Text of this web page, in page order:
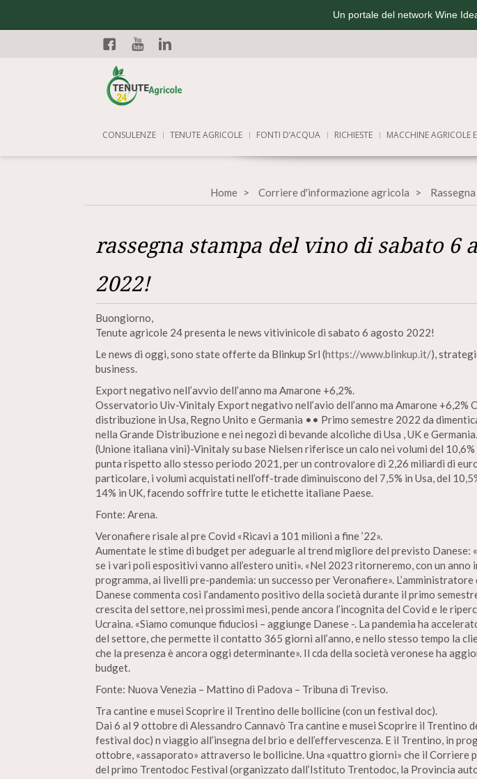
Un portale del network Wine
Facebook
CONSULENZE TENUTE AGRICOLE FONTI D’ACQUA RICHIESTE MACCHINE AGRICOLE
Home Corriere d'informazione agricola
rassegna stampa del vino di sabato 6
2022!
Buongiorno,
Tenute agricole 24 presenta le news vitivinicole di sabato 6 agosto 2022!
Le news di oggi, sono state offerte da Blinkup Srl (https://www.blinkup.it/),
business.
Export negativo nell’avvio dell’anno ma Amarone +6,2%.
Osservatorio Uiv-Vinitaly Export negativo nell’avio dell’anno ma Amarone +6,2%
distribuzione in Usa, Regno Unito e Germania •• Primo semestre 2022 da
nella Grande Distribuzione e nei negozi di bevande alcoliche di Usa , UK e
(Unione italiana vini)-Vinitaly su base Nielsen riferisce un calo nei volumi del
punta rispetto allo stesso periodo 2021, per un controvalore di 2,26 miliardi di
particolare, i volumi acquistati nell’off-trade diminuiscono del 7,5% in Usa, del
14% in UK, facendo soffrire tutte le etichette italiane Paese.
Fonte: Arena.
Veronafiere risale al pre Covid «Ricavi a 101 milioni a fine ’22».
Aumentate le stime di budget per adeguarle al trend migliore del previsto Danese:
se i vari poli espositivi vanno all’estero uniti». «Nel 2023 ritorneremo, con un
programma, ai livelli pre-pandemia: un successo per Veronafiere».
Danese commenta così l’andamento positivo della società durante il primo
crescita del settore, nei prossimi mesi, pende ancora l’incognita del Covid e le
Ucraina. «Siamo comunque fiduciosi – aggiunge Danese -. La pandemia ha
del settore, che permette il contatto 365 giorni all’anno, e nello stesso tempo la
che la presenza è ancora oggi determinante». Il cda della società veronese ha
budget.
Fonte: Nuova Venezia – Mattino di Padova – Tribuna di Treviso.
Tra cantine e musei Scoprire il Trentino delle bollicine (con un festival doc).
Dai 6 al 9 ottobre di Alessandro Cannavò Tra cantine e musei Scoprire il Trentino
festival doc) n viaggio all’insegna del brio e dell’effervescenza. E il Trentino, in
ottobre, «assaporato» attraverso le bollicine. Una «quattro giorni» che il Corriere
del primo Trentodoc Festival (organizzato dall’Istituto Trentodoc, la Provincia